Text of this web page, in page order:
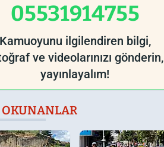
05531914755
Kamuoyunu ilgilendiren bilgi,
ve videolarınızı gönderin,
yayınlayalım!
OKUNANLAR